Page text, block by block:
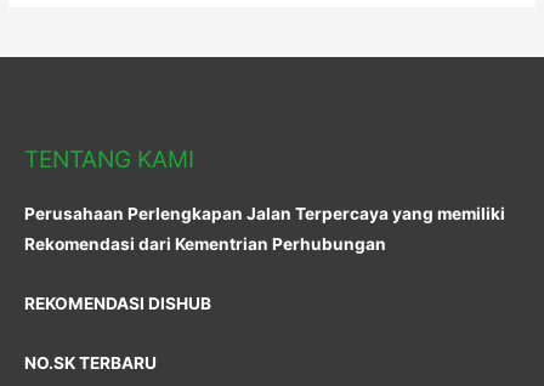
TENTANG KAMI
Perusahaan Perlengkapan Jalan Terpercaya yang memiliki
Rekomendasi dari Kementrian Perhubungan
REKOMENDASI DISHUB
NO.SK TERBARU